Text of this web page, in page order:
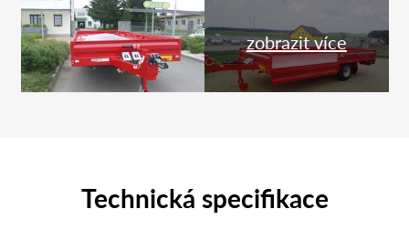
zobrazit více
Technická specifikace